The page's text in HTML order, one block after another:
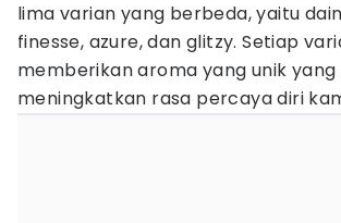
lima varian yang berbeda, yaitu
finesse, azure, dan glitzy. Setiap
memberikan aroma yang unik
meningkatkan rasa percaya diri